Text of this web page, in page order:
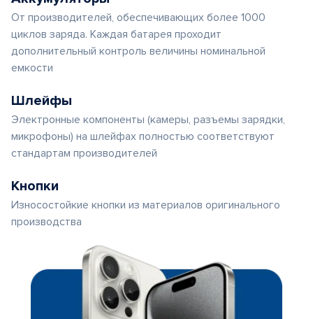
От производителей, обеспечивающих более 1000
циклов заряда. Каждая батарея проходит
дополнительный контроль величины номинальной
емкости
Шлейфы
Электронные компоненты (камеры, разъемы зарядки,
микрофоны) на шлейфах полностью соответствуют
стандартам производителей
Кнопки
Износостойкие кнопки из материалов оригинального
производства